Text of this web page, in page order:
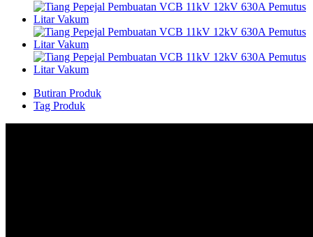
Butiran Produk
Tag Produk